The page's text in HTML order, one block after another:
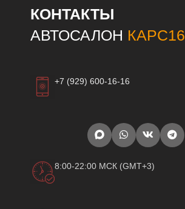
КОНТАКТЫ
АВТОСАЛОН КАРС16
+7 (929) 600-16-16
8:00-22:00 МСК (GMT+3)